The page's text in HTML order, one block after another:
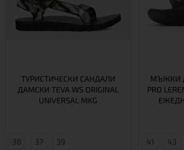
ТУРИСТИЧЕСКИ САНДАЛИ
ДАМСКИ TEVA WS ORIGINAL
UNIVERSAL MKG
38 37 39
МЪЖКИ
PRO
41 43